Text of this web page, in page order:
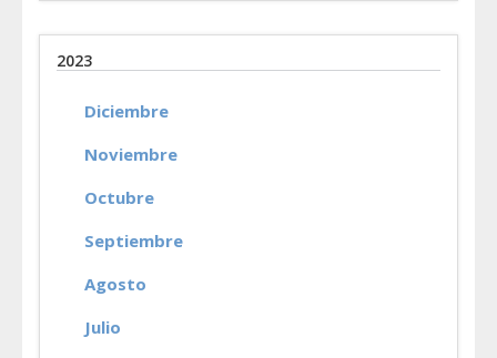
2023
Diciembre
Noviembre
Octubre
Septiembre
Agosto
Julio